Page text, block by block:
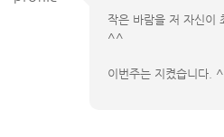
작은 바람을 저 자신이
^^
이번주는 지켰습니다.